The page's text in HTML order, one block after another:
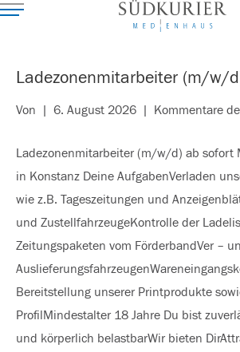
Ladezonenmitarbeiter (m/w/
Von | 6. August 2026 | Kommentare
Ladezonenmitarbeiter (m/w/d) ab sofort
in Konstanz Deine AufgabenVerladen
wie z.B. Tageszeitungen und
und ZustellfahrzeugeKontrolle der
Zeitungspaketen vom FörderbandVer –
Bereitstellung unserer Printprodukte
ProfilMindestalter 18 Jahre Du bist
und körperlich belastbarWir bieten